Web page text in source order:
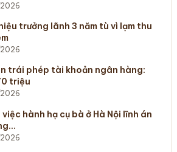
trưởng lãnh 3 năm tù vì lạm thu
trái phép tài khoản ngân hàng:
triệu
việc hành hạ cụ bà ở Hà Nội lĩnh án